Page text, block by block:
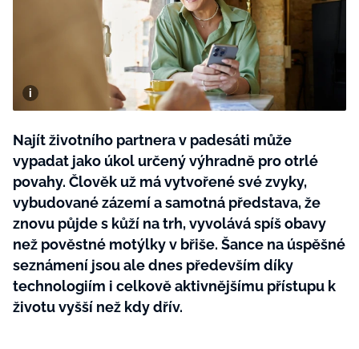
Všechny kategorie
Rady a tipy
BurdaMedia
Extra
SVĚT ŽENY - 599 KČ
ROČNÍ PŘEDPLATNÉ SVĚT ŽENY +
Najít životního partnera v padesáti může
vypadat jako úkol určený výhradně pro otrlé
povahy. Člověk už má vytvořené své zvyky,
vybudované zázemí a samotná představa, že
znovu půjde s kůží na trh, vyvolává spíš obavy
než pověstné motýlky v břiše. Šance na úspěšné
seznámení jsou ale dnes především díky
technologiím i celkově aktivnějšímu přístupu k
životu vyšší než kdy dřív.